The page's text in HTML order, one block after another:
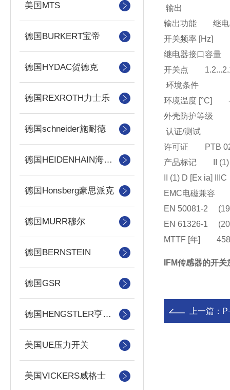
美国MTS
德国BURKERT宝帝
德国HYDAC贺德克
德国REXROTH力士乐
德国schneider施耐德
德国HEIDENHAIN海德汉
德国Honsberg豪思派克
德国MURR穆尔
德国BERNSTEIN
德国GSR
德国HENGSTLER亨士乐
美国UE压力开关
美国VICKERS威格士
输出
输出功能 继电
开关频率 [Hz]
继电器接口容量
开关点
环境条件
环境温度 [°C] -
外壳防护等级
认证/测试
许可证 PTB 02
产品标记 II (1)
II (1) D [Ex ia] IIIC
EMC电磁兼
EN 50081-2
EN 61326-1
MTTF [年] 458
IFM传感器的开
上一篇：